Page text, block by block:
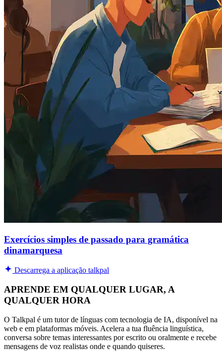
Exercícios simples de passado para gramática
dinamarquesa
Descarrega a aplicação talkpal
APRENDE EM QUALQUER LUGAR, A
QUALQUER HORA
O Talkpal é um tutor de línguas com tecnologia de IA, disponível na
web e em plataformas móveis. Acelera a tua fluência linguística,
conversa sobre temas interessantes por escrito ou oralmente e recebe
mensagens de voz realistas onde e quando quiseres.